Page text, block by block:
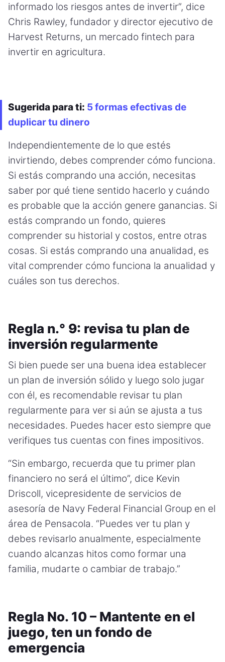
informado los riesgos antes de invertir”, dice
Chris Rawley, fundador y director ejecutivo de
Harvest Returns, un mercado fintech para
invertir en agricultura.
Sugerida para ti: 5 formas efectivas de
duplicar tu dinero
Independientemente de lo que estés
invirtiendo, debes comprender cómo funciona.
Si estás comprando una acción, necesitas
saber por qué tiene sentido hacerlo y cuándo
es probable que la acción genere ganancias. Si
estás comprando un fondo, quieres
comprender su historial y costos, entre otras
cosas. Si estás comprando una anualidad, es
vital comprender cómo funciona la anualidad y
cuáles son tus derechos.
Regla n.° 9: revisa tu plan de
inversión regularmente
Si bien puede ser una buena idea establecer
un plan de inversión sólido y luego solo jugar
con él, es recomendable revisar tu plan
regularmente para ver si aún se ajusta a tus
necesidades. Puedes hacer esto siempre que
verifiques tus cuentas con fines impositivos.
“Sin embargo, recuerda que tu primer plan
financiero no será el último”, dice Kevin
Driscoll, vicepresidente de servicios de
asesoría de Navy Federal Financial Group en el
área de Pensacola. “Puedes ver tu plan y
debes revisarlo anualmente, especialmente
cuando alcanzas hitos como formar una
familia, mudarte o cambiar de trabajo.”
Regla No. 10 – Mantente en el
juego, ten un fondo de
emergencia